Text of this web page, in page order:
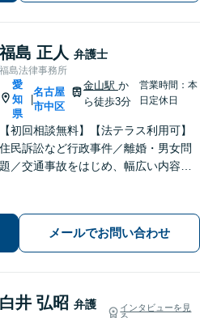
福島 正人 弁護士
福島法律事務所
愛
知
県
名古屋
市中区
金山駅 か
ら徒歩3分
営業時間：本
日定休日
【初回相談無料】【法テラス利用可】
住民訴訟など行政事件／離婚・男女問
題／交通事故をはじめ、幅広い内容の
依頼者様にとって納得感の高い解決を
目指します【夜間・休日相談可】【金
山駅5分】
メールでお問い合わせ
白井 弘昭 弁護
インタビューを見
る